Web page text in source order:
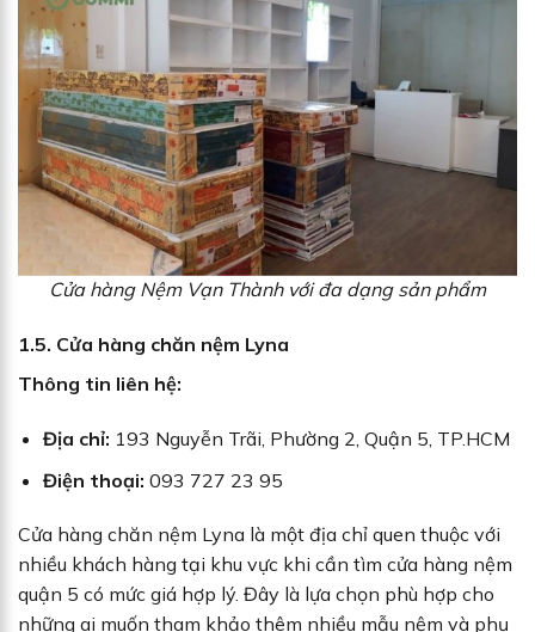
Cửa hàng Nệm Vạn Thành với đa dạng sản phẩm
1.5. Cửa hàng chăn nệm Lyna
Thông tin liên hệ:
Địa chỉ: 193 Nguyễn Trãi, Phường 2, Quận 5, TP.HCM
Điện thoại: 093 727 23 95
Cửa hàng chăn nệm Lyna là một địa chỉ quen thuộc với
nhiều khách hàng tại khu vực khi cần tìm cửa hàng nệm
quận 5 có mức giá hợp lý. Đây là lựa chọn phù hợp cho
những ai muốn tham khảo thêm nhiều mẫu nệm và phụ